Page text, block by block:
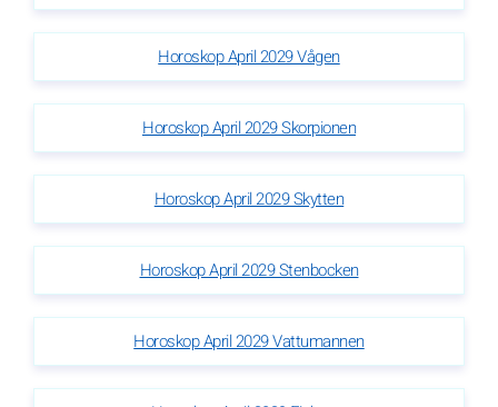
Horoskop April 2029 Vågen
Horoskop April 2029 Skorpionen
Horoskop April 2029 Skytten
Horoskop April 2029 Stenbocken
Horoskop April 2029 Vattumannen